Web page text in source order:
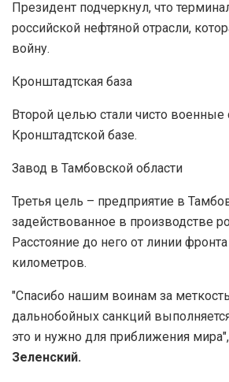
Президент подчеркнул, что
российской нефтяной отрасли,
войну.
Кронштадтская база
Второй целью стали чисто
Кронштадтской базе.
Завод в Тамбовской области
Третья цель – предприятие в
задействованное в производстве
Расстояние до него от линии
километров.
"Спасибо нашим воинам за
дальнобойных санкций
это и нужно для приближения
Зеленский.